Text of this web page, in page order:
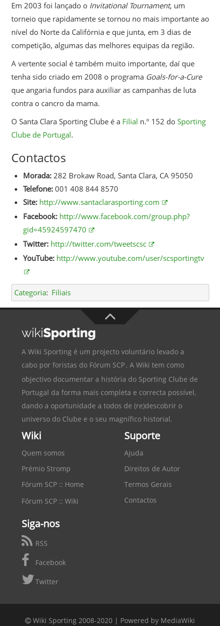
Em 2003 foi lançado o Invitational Tournament, um
torneio que rapidamente se tornou no mais importante ao
nível do Norte da Califórnia e que junta, em 3 dias de
competição, algumas das melhores equipas da região.
A vertente social é também muito importante, daí que
tenha sido criado em 2008 o programa Goals-for-a-Cure
que angaria fundos para auxiliar as campanhas de luta
contra o cancro da mama.
O Santa Clara Sporting Clube é a Filial n.º 152 do Sporting
Clube de Portugal.
Contactos
Morada:282 Brokaw Road, Santa Clara, CA 95050
Telefone:001 408 844 8570
Site: http://www.santaclarasporting.com
Facebook: http://www.facebook.com/group.php?
gid=45924597470
Twitter: http://twitter.com/tweetscsc
YouTube: http://www.youtube.com/user/scsportingtv
Categoria: Filiais
A Wiki Sporting é um projecto voluntário levado a
cabo por foristas do Fórum SCP. A Wiki tem como
objectivo documentar a história do Sporting Clube de
Portugal da forma mais completa e correcta possível,
dando a oportunidade a todos de (re)descobrir o
universo do Clube e o seu magnífico historial.
Wiki
Quem somos
Prémio Stromp
Fórum SCP :: Home
Fórum SCP :: Wiki
Suporte
Ajuda
Direitos de Autor
Termos Gerais
Contactos
Siga-nos
RSS
Facebook
Twitter
Wiki Sporting 2008-2020 | Powered by MediaWiki